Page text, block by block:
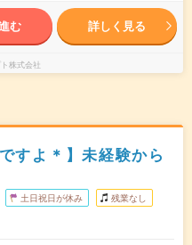
む 詳しく見る
株式会社
すよ＊】未経験から
土日祝日が休み 残業なし